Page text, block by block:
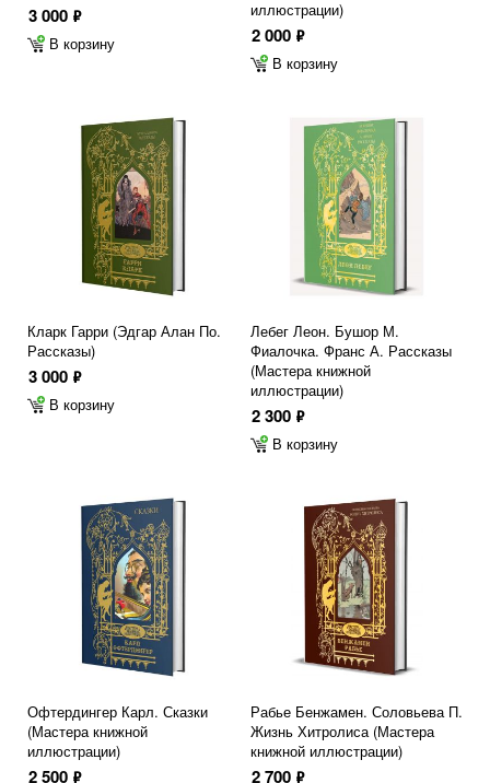
3 000 ф
В корзину
иллюстрации)
2 000 ф
В корзину
Кларк Гарри (Эдгар Алан По.
Рассказы)
3 000 ф
В корзину
Лебег Леон. Бушор М.
Фиалочка. Франс А. Рассказы
(Мастера книжной
иллюстрации)
2 300 ф
В корзину
Офтердингер Карл. Сказки
(Мастера книжной
иллюстрации)
2 500 ф
Рабье Бенжамен. Соловьева П.
Жизнь Хитролиса (Мастера
книжной иллюстрации)
2 700 ф